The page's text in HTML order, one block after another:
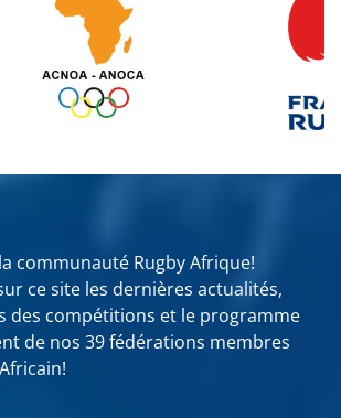
communauté Rugby Afrique!
ce site les dernières actualités,
des compétitions et le programme
de nos 39 fédérations membres